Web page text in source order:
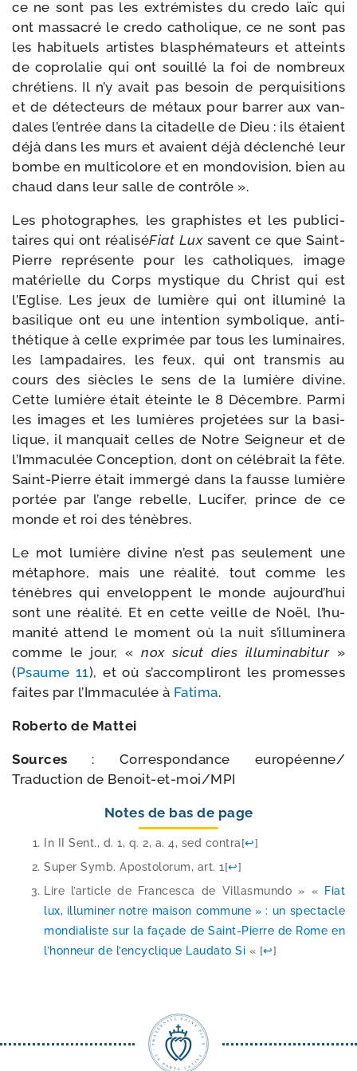
ce ne sont pas les extré­mistes du cre­do laïc qui
ont mas­sa­cré le cre­do catho­lique, ce ne sont pas
les habi­tuels artistes blas­phé­ma­teurs et atteints
de copro­la­lie qui ont souillé la foi de nom­breux
chré­tiens. Il n’y avait pas besoin de per­qui­si­tions
et de détec­teurs de métaux pour bar­rer aux van­
dales l’en­trée dans la cita­delle de Dieu : ils étaient
déjà dans les murs et avaient déjà déclen­ché leur
bombe en mul­ti­co­lore et en mon­do­vi­sion, bien au
chaud dans leur salle de contrôle ».
Les pho­to­graphes, les gra­phistes et les publi­ci­
taires qui ont réa­li­séFiat Luxsavent ce que Saint-​
Pierre repré­sente pour les catho­liques, image
maté­rielle du Corps mys­tique du Christ qui est
l’Eglise. Les jeux de lumière qui ont illu­mi­né la
basi­lique ont eu une inten­tion sym­bo­lique, anti­
thé­tique à celle expri­mée par tous les lumi­naires,
les lam­pa­daires, les feux, qui ont trans­mis au
cours des siècles le sens de la lumière divine.
Cette lumière était éteinte le 8 Décembre. Parmi
les images et les lumières pro­je­tées sur la basi­
lique, il man­quait celles de Notre Seigneur et de
l’Immaculée Conception, dont on célé­brait la fête.
Saint-​Pierre était immer­gé dans la fausse lumière
por­tée par l’ange rebelle, Lucifer, prince de ce
monde et roi des ténèbres.
Le mot lumière divine n’est pas seule­ment une
méta­phore, mais une réa­li­té, tout comme les
ténèbres qui enve­loppent le monde aujourd’­hui
sont une réa­li­té. Et en cette veille de Noël, l’hu­
ma­ni­té attend le moment où la nuit s’illu­mi­ne­ra
comme le jour, «nox sicut dies illu­mi­na­bi­tur»
(Psaume 11), et où s’ac­com­pli­ront les pro­messes
faites par l’Immaculée à Fatima.
Roberto de Mattei
Sources : Correspondance européenne/​
Traduction de Benoit-​et-​moi/​MPI
Notes de bas de page
In II Sent., d. 1, q. 2, a. 4, sed contra[↩]
Super Symb. Apostolorum, art. 1[↩]
Lire l’ar­ticle de Francesca de Villasmundo » «
Fiat
lux, illu­mi­ner notre mai­son com­mune » : un spec­tacle
mon­dia­liste sur la façade de Saint-​Pierre de Rome en
l’hon­neur de l’en­cy­clique Laudato Si « [↩]